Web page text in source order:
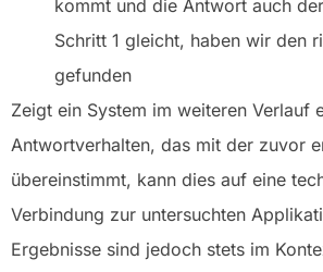
kommt und die Antwort auch
Schritt 1 gleicht, haben wir den
gefunden
Zeigt ein System im weiteren Verlauf
Antwortverhalten, das mit der zuvor
übereinstimmt, kann dies auf eine
Verbindung zur untersuchten
Ergebnisse sind jedoch stets im